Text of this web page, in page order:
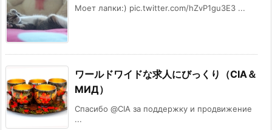
Моет лапки:) pic.twitter.com/hZvP1gu3E3 ...
ワールドワイドな求人にびっくり（CIA＆
МИД）
Спасибо @CIA за поддержку и продвижение
...